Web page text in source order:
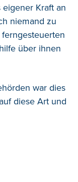
Kraft an
niemand zu
über ihnen
war dies
diese Art und